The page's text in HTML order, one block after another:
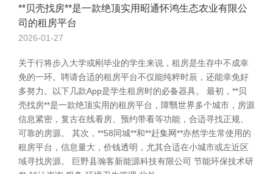
**贝壳找房**是一款绝顶实用昭通怀鸿生态农业有限公
司的租房平台
2026-01-27
关于行将步入大学或刚毕业的学生来说，租房是生存中不成幸
免的一环。聘请合适的租房平台不仅能纯粹时辰，还能幸免好
多努力。以下几款App是学生租房时的必备器具。 最初，**贝
壳找房**是一款绝顶实用的租房平台，障翳世界多个城市，房源
信息紧密，复古在线看房、预约带看等功能，合适寻找正规、
可靠的房源。 其次，**58同城**和**赶集网**亦然学生常使用的
租房平台，信息量大，价钱透明，尤其合适在小城市或左近区
域寻找房源。 巨野县瀚客新能源科技有限公司 节能环保技术研